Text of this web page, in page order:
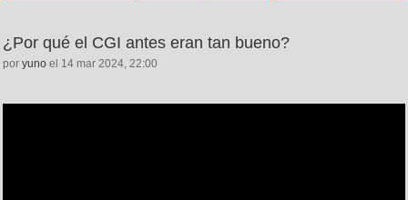
¿Por qué el CGI antes eran tan bueno?
por yuno el 14 mar 2024, 22:00